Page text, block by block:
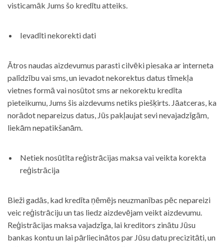
visticamāk Jums šo kredītu atteiks.
Ievadīti nekorekti dati
Ātros naudas aizdevumus parasti cilvēki piesaka ar interneta
palīdzību vai sms, un ievadot nekorektus datus tīmekļa
vietnes formā vai nosūtot sms ar nekorektu kredīta
pieteikumu, Jums šis aizdevums netiks piešķirts. Jāatceras, ka
norādot nepareizus datus, Jūs pakļaujat sevi nevajadzīgām,
liekām nepatikšanām.
Netiek nosūtīta reģistrācijas maksa vai veikta korekta
reģistrācija
Bieži gadās, kad kredīta ņēmējs neuzmanības pēc nepareizi
veic reģistrāciju un tas liedz aizdevējam veikt aizdevumu.
Reģistrācijas maksa vajadzīga, lai kreditors zinātu Jūsu
bankas kontu un lai pārliecinātos par Jūsu datu precizitāti, un